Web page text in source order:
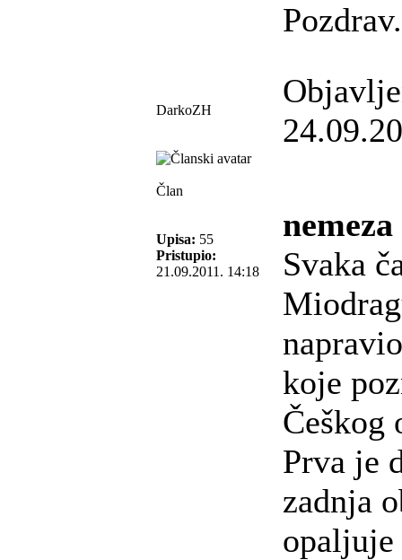
DarkoZH
Član
Upisa: 55
Pristupio:
21.09.2011. 14:18
Svaka
koje
Češkog
Prva je
zadnja